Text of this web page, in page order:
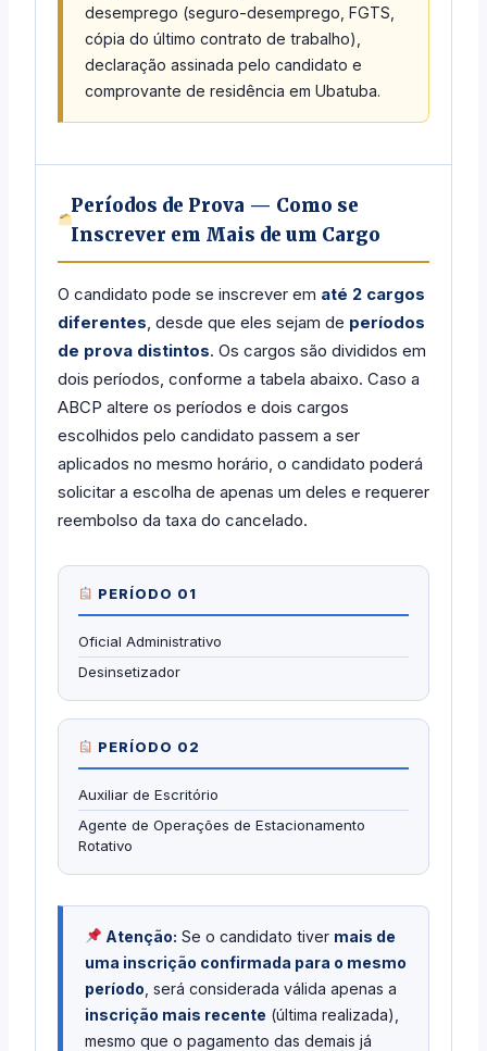
desemprego (seguro-desemprego, FGTS,
cópia do último contrato de trabalho),
declaração assinada pelo candidato e
comprovante de residência em Ubatuba.
Períodos de Prova — Como se
Inscrever em Mais de um Cargo
O candidato pode se inscrever em até 2 cargos
diferentes, desde que eles sejam de períodos
de prova distintos. Os cargos são divididos em
dois períodos, conforme a tabela abaixo. Caso a
ABCP altere os períodos e dois cargos
escolhidos pelo candidato passem a ser
aplicados no mesmo horário, o candidato poderá
solicitar a escolha de apenas um deles e requerer
reembolso da taxa do cancelado.
PERÍODO 01
Oficial Administrativo
Desinsetizador
PERÍODO 02
Auxiliar de Escritório
Agente de Operações de Estacionamento
Rotativo
Atenção: Se o candidato tiver mais de
uma inscrição confirmada para o mesmo
período , será considerada válida apenas a
inscrição mais recente (última realizada),
mesmo que o pagamento das demais já